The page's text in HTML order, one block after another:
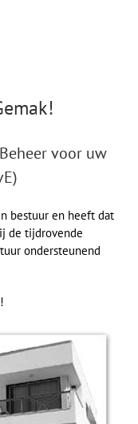
voor uw
bestuur en heeft dat
de tijdrovende
ondersteunend